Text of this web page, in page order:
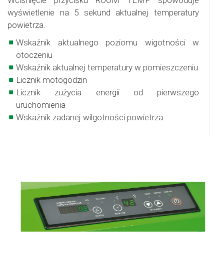
wyświetlenie na 5 sekund aktualnej temperatury
powietrza.
Wskaźnik aktualnego poziomu wigotności w
otoczeniu
Wskaźnik aktualnej temperatury w pomieszczeniu
Licznik motogodzin
Licznik zużycia energii od pierwszego
uruchomienia
Wskaźnik zadanej wilgotności powietrza